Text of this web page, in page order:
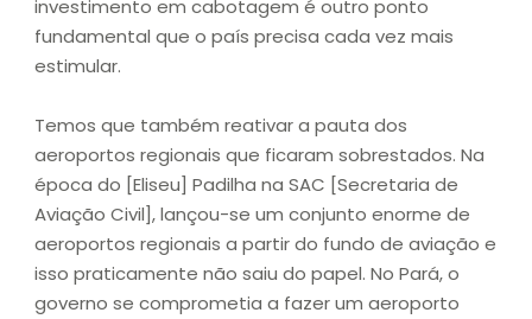
investimento em cabotagem é outro ponto
fundamental que o país precisa cada vez mais
estimular.
Temos que também reativar a pauta dos
aeroportos regionais que ficaram sobrestados. Na
época do [Eliseu] Padilha na SAC [Secretaria de
Aviação Civil], lançou-se um conjunto enorme de
aeroportos regionais a partir do fundo de aviação e
isso praticamente não saiu do papel. No Pará, o
governo se comprometia a fazer um aeroporto